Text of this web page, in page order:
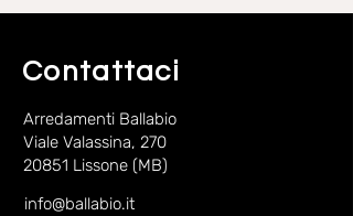
cotone, HOP o cotone operato in
Contattaci
Arredamenti Ballabio
Viale Valassina, 270
20851 Lissone (MB)
info@ballabio.it